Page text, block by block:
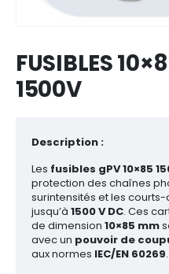
FUSIBLES
1500V
Description :
Les fusibles gPV 10×85
protection des chaînes
surintensités et les
jusqu’à 1500 V DC. Ces
de dimension 10×85 mm
avec un pouvoir de
aux normes IEC/EN 60269.